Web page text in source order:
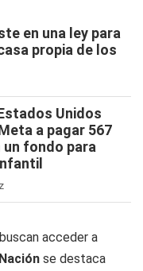
en una ley para
propia de los
Unidos
a pagar 567
un fondo para
acceder a
se destaca